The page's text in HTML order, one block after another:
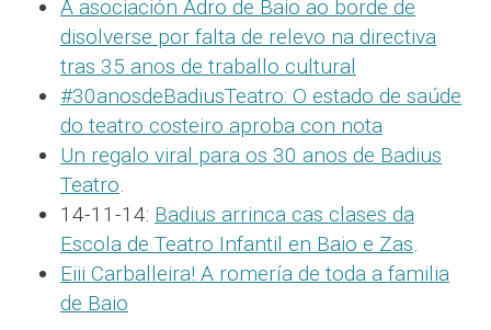
A asociación Adro de Baio ao borde de
disolverse por falta de relevo na directiva
tras 35 anos de traballo cultural
#30anosdeBadiusTeatro: O estado de saúde
do teatro costeiro aproba con nota
Un regalo viral para os 30 anos de Badius
Teatro.
14-11-14: Badius arrinca cas clases da
Escola de Teatro Infantil en Baio e Zas.
Eiii Carballeira! A romería de toda a familia
de Baio